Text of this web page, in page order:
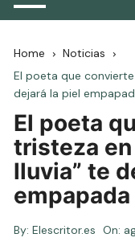
Home
Noticias
El poeta que
dejará la piel
El poeta
tristeza en
lluvia” te
By: Elescritor.es On: